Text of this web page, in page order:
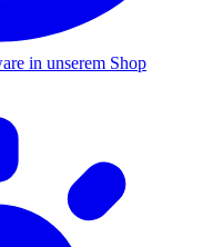
in unserem Shop